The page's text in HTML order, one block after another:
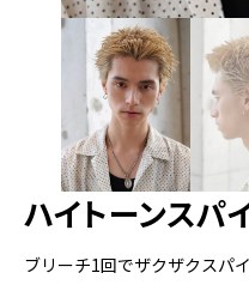
ハイトーンスパ
ブリーチ1回でザクザクスパ